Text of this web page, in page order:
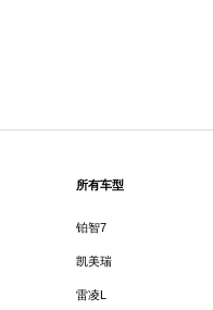
所有车型
铂智7
凯美瑞
雷凌L